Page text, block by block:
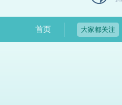
首页 大家都关注